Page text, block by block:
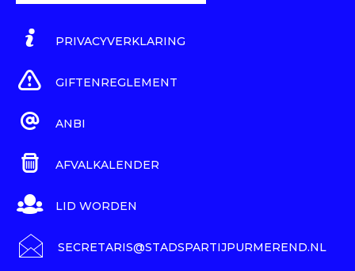
PRIVACYVERKLARING
GIFTENREGLEMENT
ANBI
AFVALKALENDER
LID WORDEN
SECRETARIS@STADSPARTIJPURMEREND.NL